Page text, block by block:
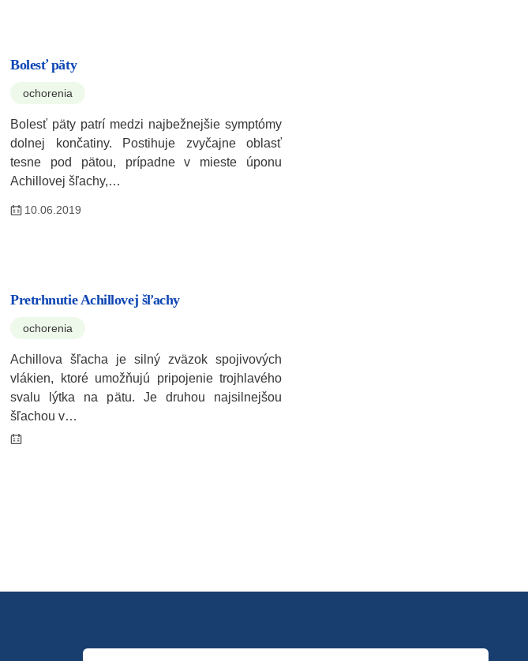
Bolesť päty
ochorenia
Bolesť päty patrí medzi najbežnejšie symptómy
dolnej končatiny. Postihuje zvyčajne oblasť
tesne pod pätou, prípadne v mieste úponu
Achillovej šľachy,…
10.06.2019
Pretrhnutie Achillovej šľachy
ochorenia
Achillova šľacha je silný zväzok spojivových
vlákien, ktoré umožňujú pripojenie trojhlavého
svalu lýtka na pätu. Je druhou najsilnejšou
šľachou v…